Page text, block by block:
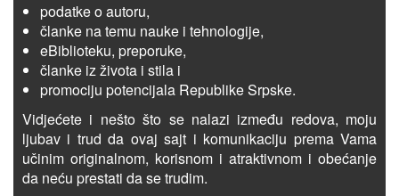
podatke o autoru,
članke na temu nauke i tehnologije,
eBiblioteku, preporuke,
članke iz života i stila i
promociju potencijala Republike Srpske.
Vidjećete i nešto što se nalazi između redova, moju
ljubav i trud da ovaj sajt i komunikaciju prema Vama
učinim originalnom, korisnom i atraktivnom i obećanje
da neću prestati da se trudim.